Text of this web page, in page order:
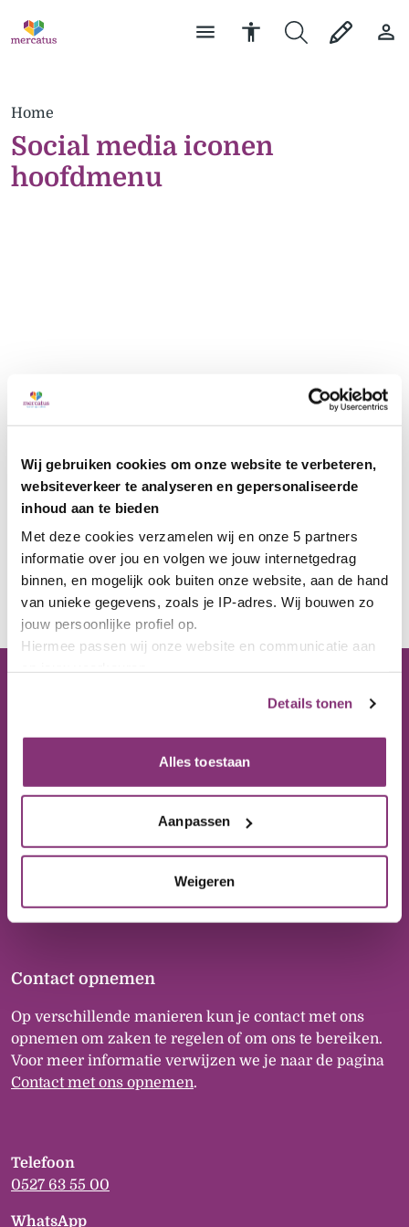
Wij gebruiken cookies om onze website te verbeteren,
websiteverkeer te analyseren en gepersonaliseerde
inhoud aan te bieden
Met deze cookies verzamelen wij en onze 5 partners
informatie over jou en volgen we jouw internetgedrag
binnen, en mogelijk ook buiten onze website, aan de hand
van unieke gegevens, zoals je IP-adres. Wij bouwen zo
jouw persoonlijke profiel op.
Hiermee passen wij onze website en communicatie aan
Via het paarse icoon linksonder op onze website kun je
jouw toestemming op elk moment wijzigen of intrekken.
Details tonen
Alles toestaan
Aanpassen
Weigeren
Home
Social media iconen
hoofdmenu
Nijverheidstraat 10
Postadres
8300 AA Emmeloord
Contact opnemen
Op verschillende manieren kun je contact met ons
opnemen om zaken te regelen of om ons te bereiken.
Voor meer informatie verwijzen we je naar de pagina
Contact met ons opnemen.
Telefoon
0527 63 55 00
WhatsApp